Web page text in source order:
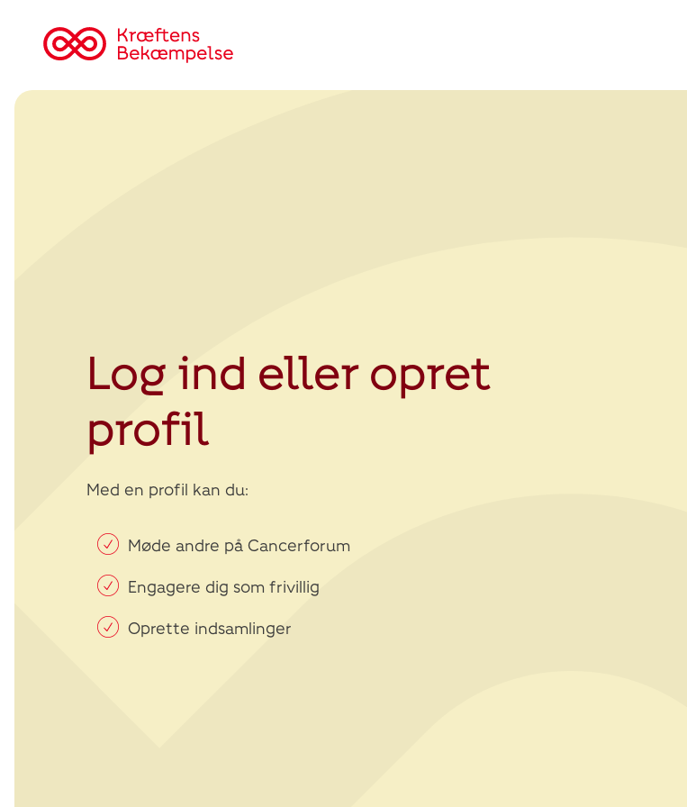
Tilbage
Kræftens
Log ind eller opret
profil
Med en profil kan du:
Møde andre på Cancerforum
Engagere dig som frivillig
Oprette indsamlinger